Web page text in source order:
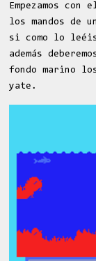
Empezamos
los mandos de
si como lo
además
fondo marino
yate.